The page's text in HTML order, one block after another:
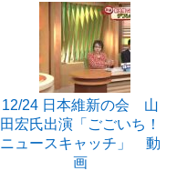
12/24 日本維新の会 山
田宏氏出演「ごごいち！
ニュースキャッチ」 動
画